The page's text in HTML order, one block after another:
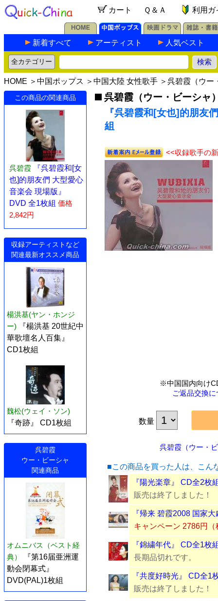
カート Ｑ＆Ａ 利用ガ
新着すべて アーティスト 人気ベスト
HOME ＞ 中国ポップス ＞ 中国大陸 女性歌手 ＞ 呉碧霞（ウー
この商品の関連商品
呉碧霞
『呉碧霞和[女
也]的朋友們 大型愛心
音楽会 現場版』
DVD 全1枚組 価格
2,842円
収録アーティストなど
関連最新オススメ商品
楊洪基(ヤン・ホンジ
ー)
『楊洪基 20世紀中
華歌壇名人百集』
CD1枚組
魏松(ウェイ・ソン)
『奇跡』 CD1枚組
呉碧霞
ウー・ビーシャ
関連商品
オムニバス（ベスト経
典）
『第16届亜洲運
動会閉幕式』
DVD(PAL)1枚組
呉碧霞（ウー・ビーシャ
『呉碧霞和[女也]的朋友
組
<<収録歌手の
※中国国内向け
ご返品交換
数量
呉碧霞（ウー・
■この商品を買った人は、こん
『陽光楽章』 CD全2枚
販売は終了しました！
『帰来 碧霞2008 国家
キャンペーン 2786円（
『錦繍年代』 CD全1枚
長期品切れです。
『共度好時光』 CD全1
販売は終了しました！